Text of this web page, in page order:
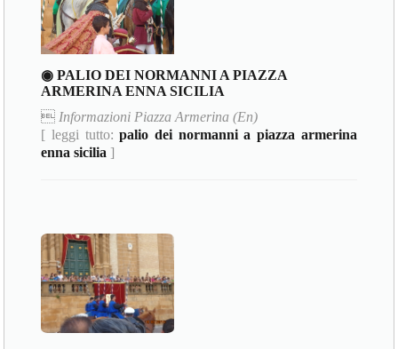
◉ PALIO DEI NORMANNI A PIAZZA
ARMERINA ENNA SICILIA
 Informazioni Piazza Armerina (En)
[ leggi tutto:palio dei normanni a piazza armerina
enna sicilia ]